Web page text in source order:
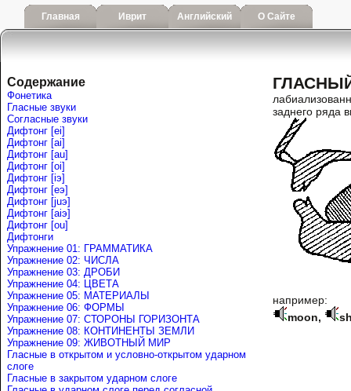
Главная Иврит Английский О Сайте
Содержание
Фонетика
Гласные звуки
Согласные звуки
Дифтонг [ei]
Дифтонг [ai]
Дифтонг [au]
Дифтонг [oi]
Дифтонг [iэ]
Дифтонг [eэ]
Дифтонг [juэ]
Дифтонг [аiэ]
Дифтонг [ou]
Дифтонги
Упражнение 01: ГРАММАТИКА
Упражнение 02: ЧИСЛА
Упражнение 03: ДРОБИ
Упражнение 04: ЦВЕТА
Упражнение 05: МАТЕРИАЛЫ
Упражнение 06: ФОРМЫ
Упражнение 07: СТОРОНЫ ГОРИЗОНТА
Упражнение 08: КОНТИНЕНТЫ ЗЕМЛИ
Упражнение 09: ЖИВОТНЫЙ МИР
Гласные в открытом и условно-открытом ударном
слоге
Гласные в закрытом ударном слоге
заднего ряда
например:
moon,